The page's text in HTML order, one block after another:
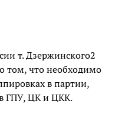
т. Дзержинского2
том, что необходимо
в партии,
ГПУ, ЦК и ЦКК.